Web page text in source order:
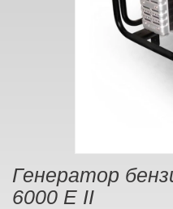
Генератор
6000 E ІІ